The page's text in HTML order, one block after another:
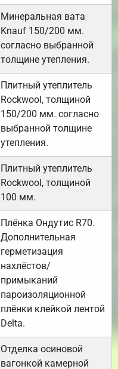
Минеральная вата
Knauf 150/200 мм.
согласно выбранной
толщине утепления.
Плитный утеплитель
Rockwool, толщиной
150/200 мм. согласно
выбранной толщине
утепления.
Плитный утеплитель
Rockwool, толщиной
100 мм.
Плёнка Ондутис R70.
Дополнительная
герметизация
нахлёстов/
примыканий
пароизоляционной
плёнки клейкой лентой
Delta.
Отделка осиновой
вагонкой камерной